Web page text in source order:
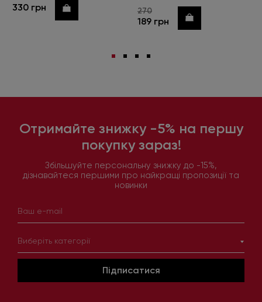
330 грн Купити 270
189 грн Купити
Отримайте знижку -5% на першу
покупку зараз!
Збільшуйте персональну знижку до -15%,
дізнавайтеся першими про найкращі пропозиції та
новинки
Виберіть категорії
Підписатися